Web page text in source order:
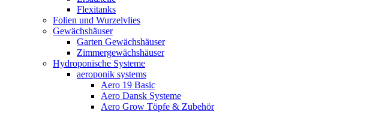
Flexitanks
Folien und Wurzelvlies
Gewächshäuser
Garten Gewächshäuser
Zimmergewächshäuser
Hydroponische Systeme
aeroponik systems
Aero 19 Basic
Aero Dansk Systeme
Aero Grow Töpfe & Zubehör